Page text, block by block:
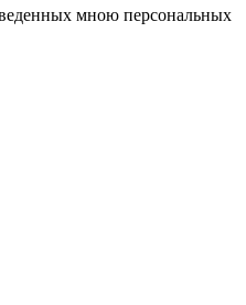
мною персональных